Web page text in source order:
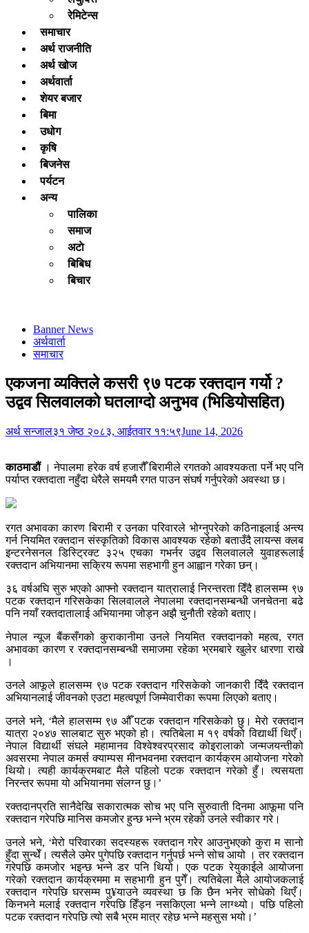
रेमिटेन्स
समाचार
अर्थ राजनीति
अर्थ खोज
अर्थवार्ता
शेयर बजार
बिमा
उधोग
कृषि
बिजनेस
पर्यटन
अन्य
पालिका
समाज
अटाे
बिबिध
बिचार
Banner News
अर्थवार्ता
समाचार
एकजना व्यक्तिले कसरी ९७ पटक रक्तदान गर्यो ?
उद्वव सिलवालको घतलाग्दो अनुभव (भिडियोसहित)
अर्थ सन्जाल३१ जेष्ठ २०८३, आईतवार ११:५९June 14, 2026
काठमाडौं। नेपालमा हरेक वर्ष हजारौँ बिरामीले रगतको आवश्यकता पर्ने भए पनि
पर्याप्त रक्तदाता नहुँदा धेरैले समयमै रगत पाउन संघर्ष गर्नुपरेको अवस्था छ।
रगत अभावका कारण बिरामी र उनका परिवारले भोग्नुपरेको कठिनाइलाई अन्त्य
गर्न नियमित रक्तदान संस्कृतिको विकास आवश्यक रहेको बताउँदै लायन्स क्लब
इन्टरनेसनल डिस्ट्रिक्ट ३२५ एचका गभर्नर उद्वव सिलवालले युवाहरूलाई
रक्तदान अभियानमा सक्रिय रूपमा सहभागी हुन आह्वान गरेका छन्।
३६ वर्षअघि सुरु भएको आफ्नो रक्तदान यात्रालाई निरन्तरता दिँदै हालसम्म ९७
पटक रक्तदान गरिसकेका सिलवालले नेपालमा रक्तदानसम्बन्धी जनचेतना बढे
पनि नयाँ रक्तदातालाई अभियानमा जोड्न अझै चुनौती रहेको बताए।
नेपाल न्यूज बैंकसँगको कुराकानीमा उनले नियमित रक्तदानको महत्व, रगत
अभावका कारण र रक्तदानसम्बन्धी समाजमा रहेका भ्रमबारे खुलेर धारणा राखे
।
उनले आफूले हालसम्म ९७ पटक रक्तदान गरिसकेको जानकारी दिँदै रक्तदान
अभियानलाई जीवनको एउटा महत्वपूर्ण जिम्मेवारीका रूपमा लिएको बताए।
उनले भने, ‘मैले हालसम्म ९७ औँ पटक रक्तदान गरिसकेको छु। मेरो रक्तदान
यात्रा २०४७ सालबाट सुरु भएको हो। त्यतिबेला म १९ वर्षको विद्यार्थी थिएँ।
नेपाल विद्यार्थी संघले महामानव विश्वेश्वरप्रसाद कोइरालाको जन्मजयन्तीको
अवसरमा नेपाल कमर्स क्याम्पस मीनभवनमा रक्तदान कार्यक्रम आयोजना गरेको
थियो। त्यही कार्यक्रमबाट मैले पहिलो पटक रक्तदान गरेको हुँ। त्यसयता
निरन्तर रूपमा यो अभियानमा संलग्न छु।’
रक्तदानप्रति सानैदेखि सकारात्मक सोच भए पनि सुरुवाती दिनमा आफूमा पनि
रक्तदान गरेपछि मानिस कमजोर हुन्छ भन्ने भ्रम रहेको उनले स्वीकार गरे।
उनले भने, ‘मेरो परिवारका सदस्यहरू रक्तदान गरेर आउनुभएको कुरा म सानो
हुँदा सुन्थेँ। त्यसैले उमेर पुगेपछि रक्तदान गर्नुपर्छ भन्ने सोच आयो । तर रक्तदान
गरेपछि कमजोर भइन्छ भन्ने डर पनि थियो। एक पटक रेयुकाईले आयोजना
गरेको रक्तदान कार्यक्रममा म सहभागी हुन पुगेँ। त्यतिबेला मैले आयोजकलाई
रक्तदान गरेपछि घरसम्म पु¥याउने व्यवस्था छ कि छैन भनेर सोधेको थिएँ।
किनभने मलाई रक्तदान गरेपछि हिँड्न नसकिएला भन्ने लाग्थ्यो। पछि पहिलो
पटक रक्तदान गरेपछि त्यो सबै भ्रम मात्र रहेछ भन्ने महसुस भयो।’